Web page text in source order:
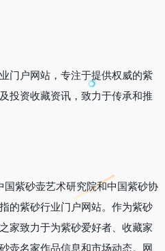
门户网站，专注于提供权威的紫
投资收藏资讯，致力于传承和推
紫砂壶艺术研究院和中国紫砂协
的紫砂行业门户网站。作为紫砂
家致力于为紫砂爱好者、收藏家
壶名家作品信息和市场动态。网